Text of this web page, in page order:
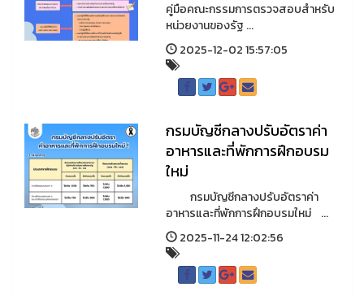
คู่มือคณะกรรมการตรวจสอบสำหรับ
หน่วยงานของรัฐ ...
2025-12-02 15:57:05
กรมบัญชีกลางปรับอัตราค่า
อาหารและที่พักการฝึกอบรม
ใหม่
กรมบัญชีกลางปรับอัตราค่า
อาหารและที่พักการฝึกอบรมใหม่ ...
2025-11-24 12:02:56